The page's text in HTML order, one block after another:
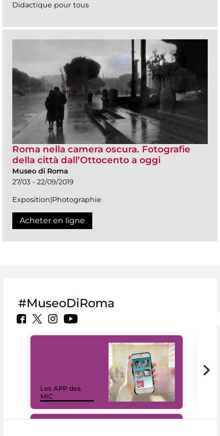
Didactique pour tous
Roma nella camera oscura. Fotografie
della città dall’Ottocento a oggi
Museo di Roma
27/03 - 22/09/2019
Exposition|Photographie
Acheter en ligne
#MuseoDiRoma
Les APP des
MiC